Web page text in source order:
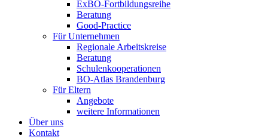
ExBO-Fortbildungsreihe
Beratung
Good-Practice
Für Unternehmen
Regionale Arbeitskreise
Beratung
Schulenkooperationen
BO-Atlas Brandenburg
Für Eltern
Angebote
weitere Informationen
Über uns
Kontakt